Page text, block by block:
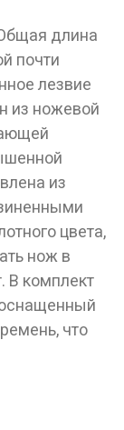
длина
почти
лезвие
из ножевой
из
цвета,
нож в
В комплект
что